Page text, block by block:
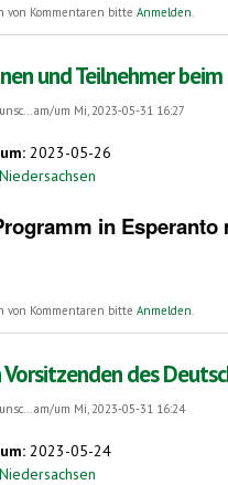
des Deutschen Esperanto-
von Kommentaren bitte Anmelden.
und Teilnehmer
am/um Mi, 2023-05-31 16:27
2023-05-26
Niedersachsen
in
und Teilnehmer beim 100.
von Kommentaren bitte Anmelden
Vorsitzenden des
am/um Mi, 2023-05-31 16:24
2023-05-24
Niedersachsen